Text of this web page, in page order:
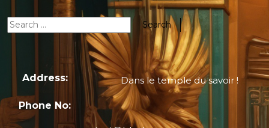
Address: Dans le temple du savoir !
Phone No: